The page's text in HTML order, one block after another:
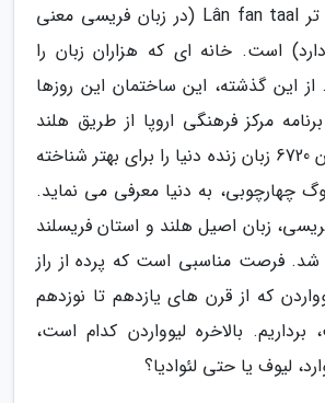
اما از همه عجیب تر Lân fan taal (در زبان فریسی معنی
است. خانه ای که هزاران زبان را
از این گذشته، این ساختمان این روزها
مرکز فرهنگی اروپا از طریق هلند
است. این ساختمان 6720 زبان زنده دنیا را برای بهتر شناخته
چهارچوبی، به دنیا معرفی می نماید.
زبان اصیل هلند و استان فریسلند
فرصت مناسبی است که پرده از راز
که از قرن های یازدهم تا نوزدهم
بالاخره لیوواردن کدام است،
لیوف یا حتی لئوادیا؟